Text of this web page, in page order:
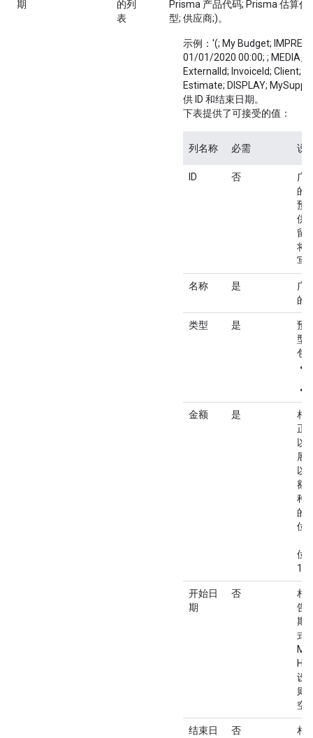
期
的列
表
Prisma 产品代码; Prisma 估算代
型; 供应商;)。
示例：'(; My Budget;
01/01/2020 00:00; ;
ExternalId; InvoiceId; Client;
Estimate; DISPLAY;
供 ID 和结束日期。
下表提供了可接受的值：
列名称 必需 说
ID 否
广
的
预
供
留
将
写
名称 是
广
的
类型 是
预
型
包
金额 是
相
正
以
展
以
额
种
的
位
位
1/
开始日
期
否
相
告
期
式
设
则
空
结束日
否
相